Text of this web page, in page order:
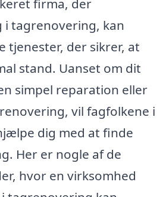
firma, der
i tagrenovering, kan
tjenester, der sikrer, at
stand. Uanset om dit
simpel reparation eller
vil fagfolkene i
dig med at finde
Her er nogle af de
hvor en virksomhed